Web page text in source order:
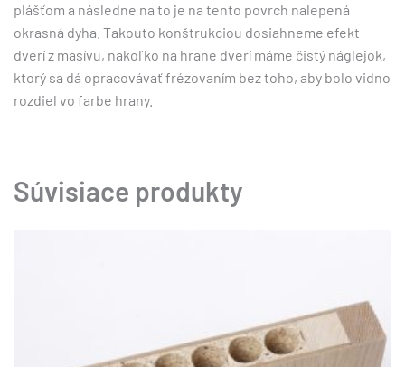
plášťom a následne na to je na tento povrch nalepená
okrasná dyha. Takouto konštrukciou dosiahneme efekt
dverí z masívu, nakoľko na hrane dverí máme čistý náglejok,
ktorý sa dá opracovávať frézovaním bez toho, aby bolo vidno
rozdiel vo farbe hrany.
Súvisiace produkty